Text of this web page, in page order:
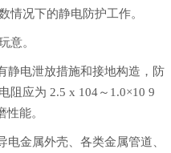
情况下的静电防护工作。
意。
静电泄放措施和接地构造，防
阻应为 2.5 x 104～1.0×10 9
能。
金属外壳、各类金属管道、